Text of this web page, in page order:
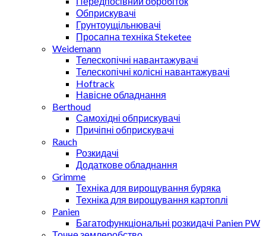
Обприскувачі
Грунтоущільнювачі
Просапна техніка Steketee
Weidemann
Телескопічні навантажувачі
Телескопічні колісні навантажувачі
Hoftrack
Навісне обладнання
Berthoud
Самохідні обприскувачі
Причіпні обприскувачі
Rauch
Розкидачі
Додаткове обладнання
Grimme
Техніка для вирощування буряка
Техніка для вирощування картоплі
Panien
Багатофункціональні розкидачі Panien PW